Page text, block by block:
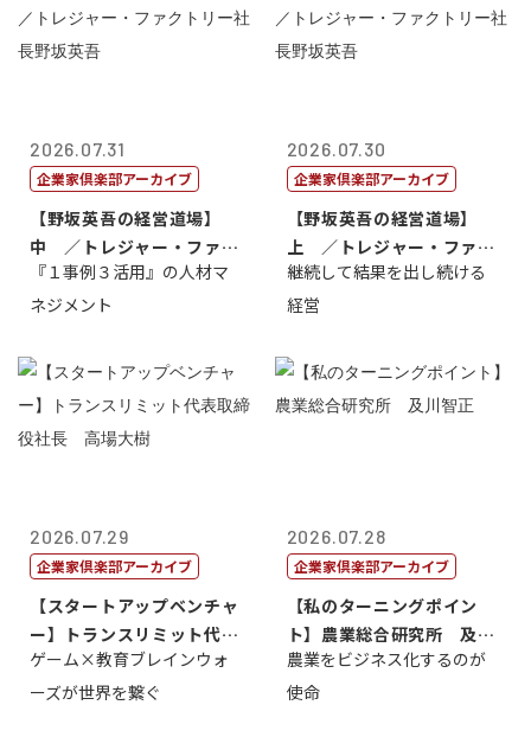
2026.07.31
企業家倶楽部アーカイブ
【野坂英吾の経営道場】
中 ／トレジャー・ファク
トリー社長野坂...
『１事例３活用』の人材マ
ネジメント
2026.07.30
企業家倶楽部アーカイブ
【野坂英吾の経営道場】
上 ／トレジャー・ファク
トリー社長野坂...
継続して結果を出し続ける
経営
2026.07.29
企業家倶楽部アーカイブ
【スタートアップベンチャ
ー】トランスリミット代表
取締役社長 ...
ゲーム×教育ブレインウォ
ーズが世界を繋ぐ
2026.07.28
企業家倶楽部アーカイブ
【私のターニングポイン
ト】農業総合研究所 及川
智正
農業をビジネス化するのが
使命